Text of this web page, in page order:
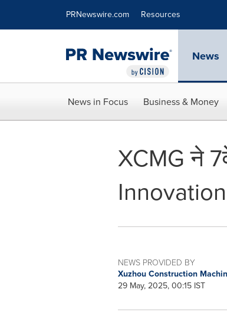
PRNewswire.com Resources
News
News in Focus Business & Money
XCMG ने
NEWS PROVIDED BY
Xuzhou Construction
29 May, 2025, 00:15 IST